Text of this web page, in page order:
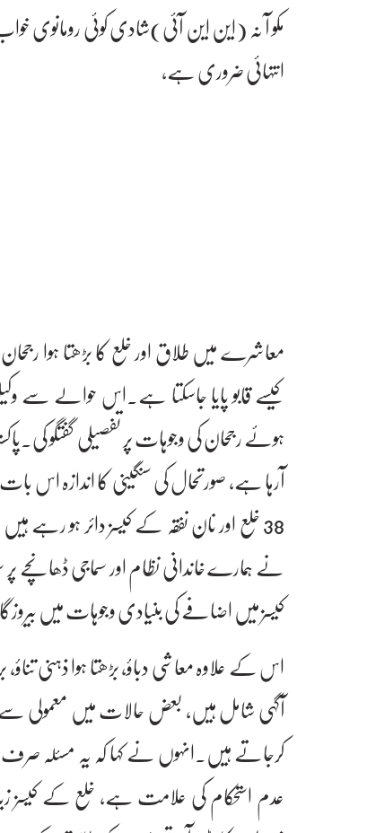
مکو آ نہ (این این آئی)شادی کوئی رومانوی
انتہائی ضروری ہے،
معاشرے میں طلاق اور خلع کا بڑھتا ہوا
کیسے قابو پایا جاسکتا ہے۔اس حوالے
ہوئے رجحان کی وجوہات پر تفصیلی گفتگو
آرہا ہے، صورتحال کی سنگینی کا اندازہ اس
نے ہمارے خاندانی نظام اور سماجی
کیسز میں اضافے کی بنیادی وجوہات میں
اس کے علاوہ معاشی دباؤ، بڑھتا ہوا ذہنی
آگہی شامل ہیں، بعض حالات میں معمولی
کرجاتے ہیں۔انہوں نے کہا کہ یہ مسئلہ
عدم استحکام کی علامت ہے، خلع کے کیسز